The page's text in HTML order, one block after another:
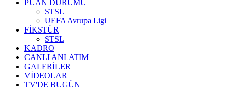
PUAN DURUMU
STSL
UEFA Avrupa Ligi
FİKSTÜR
STSL
KADRO
CANLI ANLATIM
GALERİLER
VİDEOLAR
TV'DE BUGÜN